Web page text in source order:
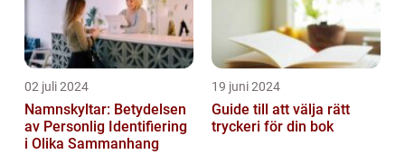
02 juli 2024
Namnskyltar: Betydelsen
av Personlig Identifiering
i Olika Sammanhang
19 juni 2024
Guide till att välja rätt
tryckeri för din bok